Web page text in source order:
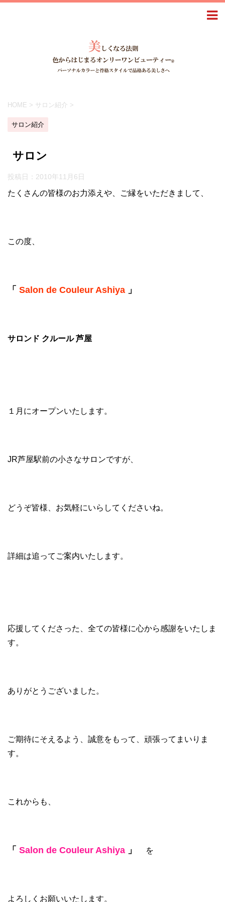
HOME > サロン紹介 >
サロン紹介
サロン
投稿日： 2010年11月6日
たくさんの皆様のお力添えや、ご縁をいただきまして、
この度、
「 Salon de Couleur Ashiya 」
サロンド クルール 芦屋
１月にオープンいたします。
JR芦屋駅前の小さなサロンですが、
どうぞ皆様、お気軽にいらしてくださいね。
詳細は追ってご案内いたします。
応援してくださった、全ての皆様に心から感謝をいたしま
す。
ありがとうございました。
ご期待にそえるよう、誠意をもって、頑張ってまいりま
す。
これからも、
「 Salon de Couleur Ashiya 」 を
よろしくお願いいたします。